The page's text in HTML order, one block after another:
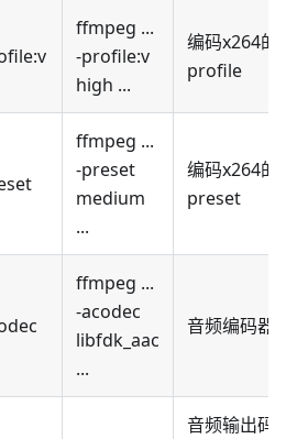
:v
ffmpeg ...
-profile:v
high ...
编码x264的
profile
ffmpeg ...
-preset
medium
...
编码x264的
preset
ffmpeg ...
-acodec
libfdk_aac
...
音频编码器
音频输出码